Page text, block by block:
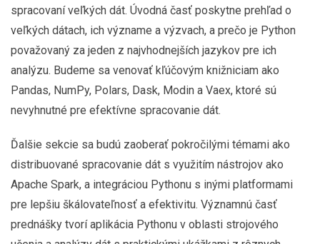
spracovaní veľkých dát. Úvodná časť poskytne prehľad o
veľkých dátach, ich význame a výzvach, a prečo je Python
považovaný za jeden z najvhodnejších jazykov pre ich
analýzu. Budeme sa venovať kľúčovým knižniciam ako
Pandas, NumPy, Polars, Dask, Modin a Vaex, ktoré sú
nevyhnutné pre efektívne spracovanie dát.
Ďalšie sekcie sa budú zaoberať pokročilými témami ako
distribuované spracovanie dát s využitím nástrojov ako
Apache Spark, a integráciou Pythonu s inými platformami
pre lepšiu škálovateľnosť a efektivitu. Významnú časť
prednášky tvorí aplikácia Pythonu v oblasti strojového